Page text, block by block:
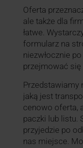
Oferta
ale także dla
łatwe.
formularz na
niezwłocznie
przejmować się
Przedstawiamy
jaką jest
cenowo oferta,
paczki lub listu.
przyjedzie po
nas miejsce.